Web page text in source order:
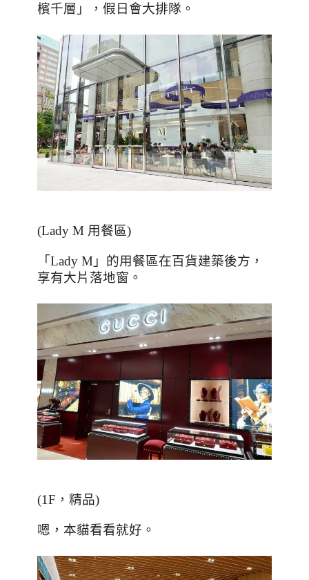
檳千層」，假日會大排隊。
(Lady M 用餐區)
「Lady M 」的用餐區在百貨建築後方，
享有大片落地窗。
(1F，精品)
嗯，本貓看看就好 。